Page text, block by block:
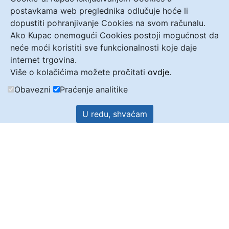
postavkama web preglednika odlučuje hoće li
dopustiti pohranjivanje Cookies na svom računalu.
Ako Kupac onemogući Cookies postoji mogućnost da
neće moći koristiti sve funkcionalnosti koje daje
internet trgovina.
Više o kolačićima možete pročitati ovdje.
Obavezni
Praćenje analitike
U redu, shvaćam